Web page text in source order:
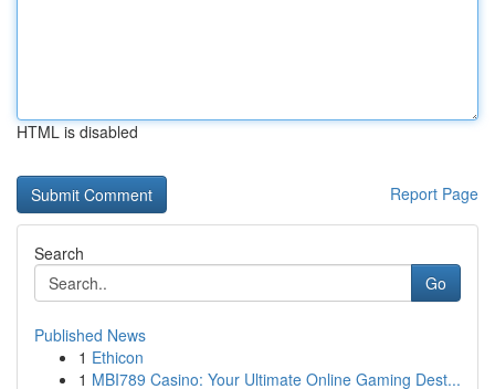
HTML is disabled
Report Page
Search
Go
Published News
1 Ethicon
1 MBI789 Casino: Your Ultimate Online Gaming Dest...